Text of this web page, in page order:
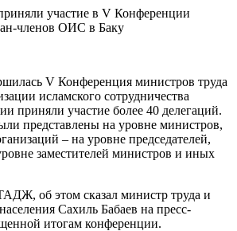
участие в V Конференции
членов ОИС в Баку
V Конференция министров труда
исламского сотрудничества
приняли участие более 40 делегаций.
представлены на уровне министров,
– на уровне председателей,
заместителей министров и иных
об этом сказал министр труда и
Сахиль Бабаев на пресс-
итогам конференции.